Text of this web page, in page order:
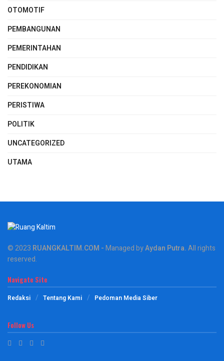
OTOMOTIF
PEMBANGUNAN
PEMERINTAHAN
PENDIDIKAN
PEREKONOMIAN
PERISTIWA
POLITIK
UNCATEGORIZED
UTAMA
© 2023 RUANGKALTIM.COM -Managed byAydan Putra.All rights
reserved.
Navigate Site
Redaksi Tentang Kami Pedoman Media Siber
Follow Us